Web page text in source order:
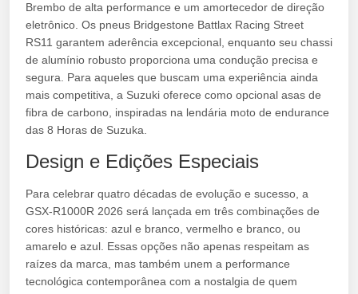
Brembo de alta performance e um amortecedor de direção
eletrônico. Os pneus Bridgestone Battlax Racing Street
RS11 garantem aderência excepcional, enquanto seu chassi
de alumínio robusto proporciona uma condução precisa e
segura. Para aqueles que buscam uma experiência ainda
mais competitiva, a Suzuki oferece como opcional asas de
fibra de carbono, inspiradas na lendária moto de endurance
das 8 Horas de Suzuka.
Design e Edições Especiais
Para celebrar quatro décadas de evolução e sucesso, a
GSX-R1000R 2026 será lançada em três combinações de
cores históricas: azul e branco, vermelho e branco, ou
amarelo e azul. Essas opções não apenas respeitam as
raízes da marca, mas também unem a performance
tecnológica contemporânea com a nostalgia de quem